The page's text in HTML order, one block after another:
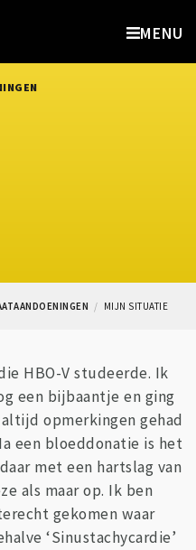
MENU
MIJN SITUATIE
HBO-V studeerde. Ik
een bijbaantje en ging
opmerkingen gehad
een bloeddonatie is het
met een hartslag van
als maar op. Ik ben
gekomen waar
‘Sinustachycardie’